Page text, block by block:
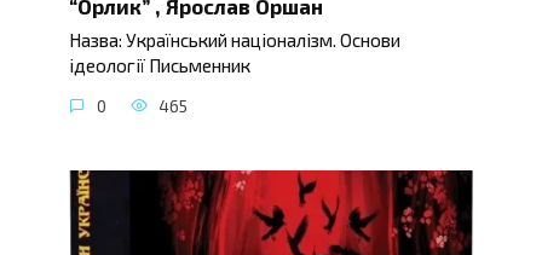
“Орлик” , Ярослав Оршан
Назва: Український націоналізм. Основи
ідеології Письменник
0 465